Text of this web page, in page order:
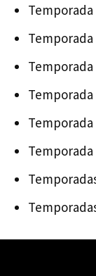
Temporada
Temporada
Temporada
Temporada
Temporada
Temporada